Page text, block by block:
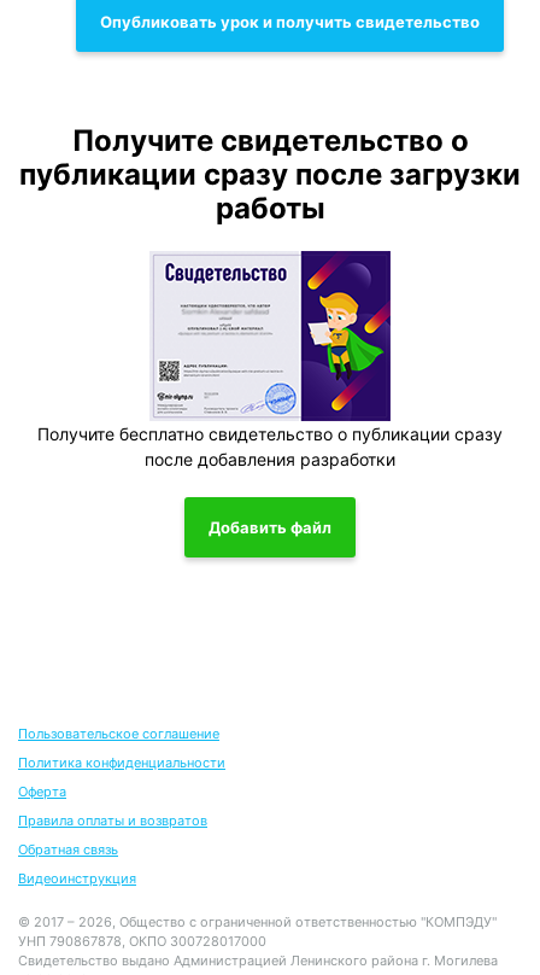
Опубликовать урок и получить свидетельство
Получите свидетельство о
публикации сразу после загрузки
работы
Получите бесплатно свидетельство о публикации сразу
после добавления разработки
Добавить файл
Пользовательское соглашение
Политика конфиденциальности
Оферта
Правила оплаты и возвратов
Обратная связь
Видеоинструкция
© 2017 – 2026, Общество с ограниченной ответственностью "КОМПЭДУ"
УНП 790867878, ОКПО 300728017000
Свидетельство выдано Администрацией Ленинского района г. Могилева